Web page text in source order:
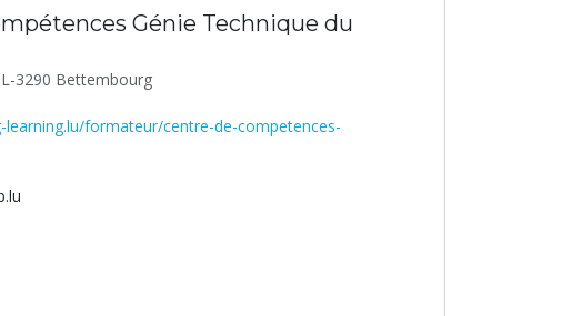
Génie Technique du
L-3290 Bettembourg
formateur/centre-de-competences-